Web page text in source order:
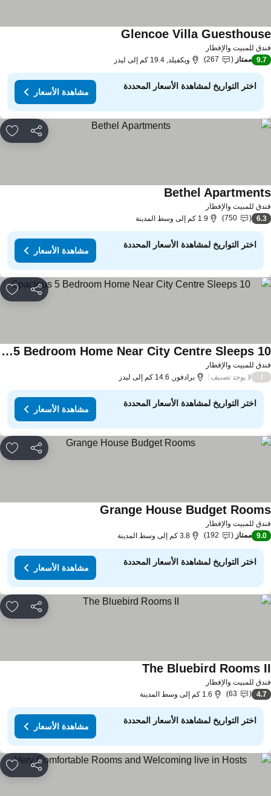
للمبيت والإفطار
Glencoe Villa
9.7 ممتاز 267 ويكفيلد, 19.4 كم إلى ليدز
اختر التواريخ لمشاهدة الأسعار المحددة
مشاهدة الأسعار
مشاركة
للمبيت والإفطار
Bethel
6.3
750 1.9 كم إلى وسط المدينة
اختر التواريخ لمشاهدة الأسعار المحددة
مشاهدة الأسعار
مشاركة
للمبيت والإفطار
Spacious 5 Bedroom Home Near City Centre Sleeps 10
لا يوجد تصنيف برادفور, 14.6 كم إلى ليدز
اختر التواريخ لمشاهدة الأسعار المحددة
مشاهدة الأسعار
مشاركة
للمبيت والإفطار
Grange House Budget
9.0 ممتاز 192 3.8 كم إلى وسط المدينة
اختر التواريخ لمشاهدة الأسعار المحددة
مشاهدة الأسعار
مشاركة
للمبيت والإفطار
The Bluebird Rooms
4.7
63 1.6 كم إلى وسط المدينة
اختر التواريخ لمشاهدة الأسعار المحددة
مشاهدة الأسعار
مشاركة